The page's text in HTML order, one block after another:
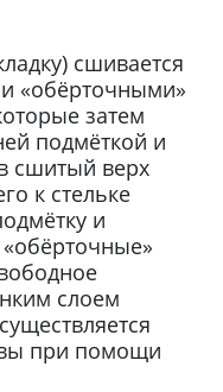
сшивается
«обёрточными»
затем
подмёткой и
сшитый верх
к стельке
и
слоем
при помощи